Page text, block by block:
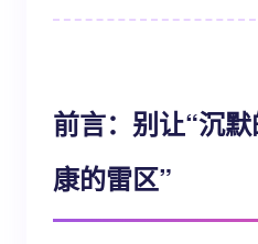
前言：别让“沉
康的雷区”